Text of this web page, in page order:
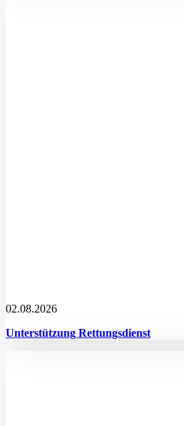
02.08.2026
Unterstützung Rettungsdienst